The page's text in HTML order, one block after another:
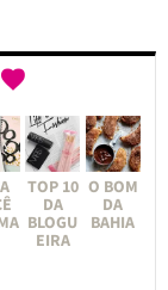
TOP 10
DA
BLOGU
EIRA
O BOM
DA
BAHIA